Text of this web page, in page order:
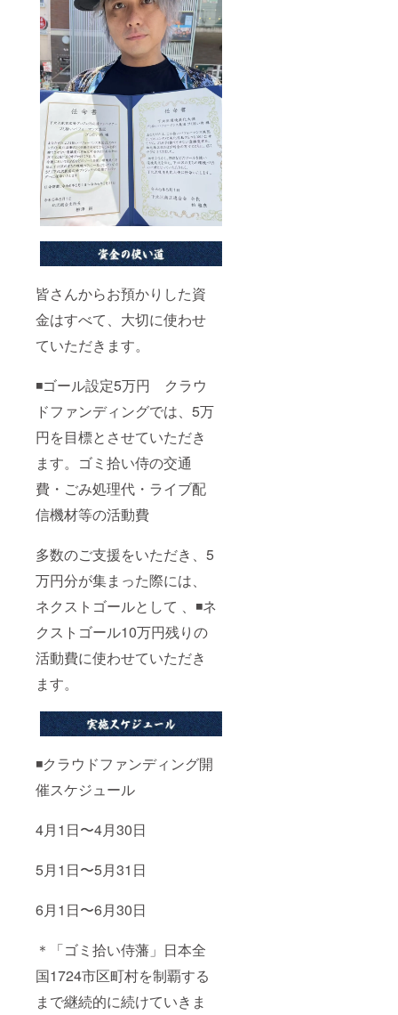
皆さんからお預かりした資
金はすべて、大切に使わせ
ていただきます。
◾️ゴール設定5万円 クラウ
ドファンディングでは、5万
円を目標とさせていただき
ます。ゴミ拾い侍の交通
費・ごみ処理代・ライブ配
信機材等の活動費
多数のご支援をいただき、5
万円分が集まった際には、
ネクストゴールとして 、◾️ネ
クストゴール10万円残りの
活動費に使わせていただき
ます。
◾️クラウドファンディング開
催スケジュール
4月1日〜4月30日
5月1日〜5月31日
6月1日〜6月30日
＊「ゴミ拾い侍藩」日本全
国1724市区町村を制覇する
まで継続的に続けていきま